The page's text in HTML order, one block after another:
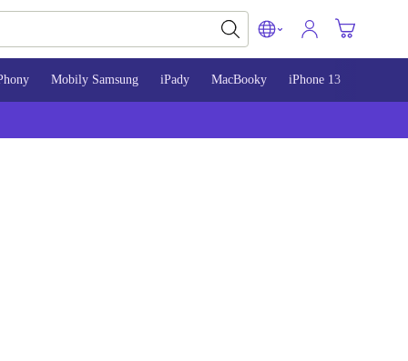
Mobily Samsung iPady MacBooky iPhone 13